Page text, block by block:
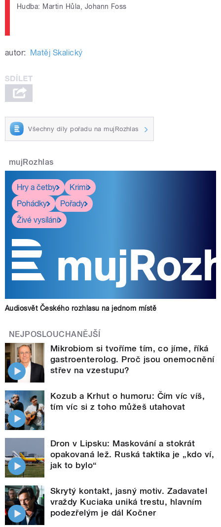
Hudba: Martin Hůla, Johann Foss
autor: Matěj Skalický
Všechny díly pořadu na mujRozhlas
mujRozhlas
Hry a četby
Krimi
Pohádky
Pořady
Živé vysílání
Audiosvět Českého rozhlasu na jednom místě
NEJPOSLOUCHANĚJŠÍ
Mikrobiom si tvoříme tím, co jíme, říká
gastroenterolog. Proč jsou onemocnění
střev na vzestupu?
Kozub a Krhut o humoru: Čím víc víš,
tím víc si z toho můžeš utahovat
Dron v Lipsku: Maskování a stokrát
opakovaná lež. Ruská taktika je „kdo ví,
jak to bylo“
Skrytý kontakt, jasný motiv. Zadavatel
vraždy Kuciaka uniká trestu, hlavním
podezřelým je dál Kočner